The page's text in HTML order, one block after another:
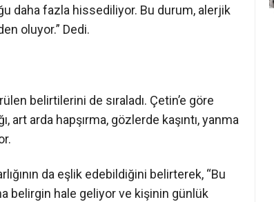
daha fazla hissediliyor. Bu durum, alerjik
oluyor.” Dedi.
belirtilerini de sıraladı. Çetin’e göre
art arda hapşırma, gözlerde kaşıntı, yanma
da eşlik edebildiğini belirterek, “Bu
belirgin hale geliyor ve kişinin günlük